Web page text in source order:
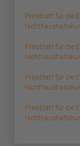
Preisblatt für die
Preisblatt für die
Preisblatt für die
Preisblatt für die